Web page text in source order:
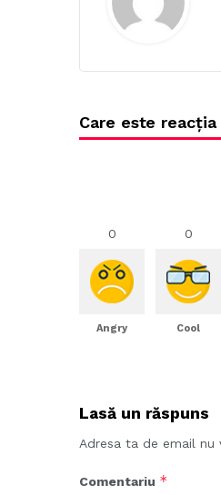
Care este reacția
0
Angry
0
Cool
Lasă un răspuns
Adresa ta de email nu
Comentariu *